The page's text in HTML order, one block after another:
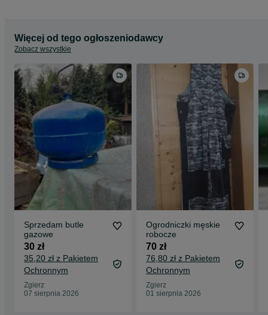
Więcej od tego ogłoszeniodawcy
Zobacz wszystkie
Sprzedam butle
gazowe
30 zł
35,20 zł z Pakietem
Ochronnym
Zgierz
07 sierpnia 2026
Ogrodniczki męskie
robocze
70 zł
76,80 zł z Pakietem
Ochronnym
Zgierz
01 sierpnia 2026